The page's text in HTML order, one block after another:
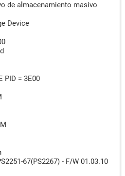
de almacenamiento masivo
Device
PID = 3E00
67(PS2267) - F/W 01.03.10